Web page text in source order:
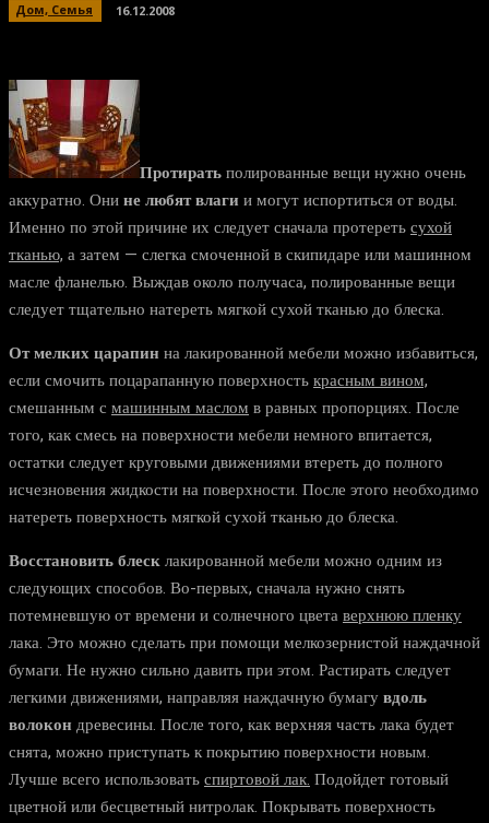
Дом, Семья 16.12.2008
Протиратьполированные вещи нужно очень
аккуратно. Онине любят влаги и могут испортиться от воды.
Именно по этой причине их следует сначала протеретьсухой
тканью, а затем — слегка смоченной в скипидаре или машинном
масле фланелью. Выждав около получаса, полированные вещи
следует тщательно натереть мягкой сухой тканью до блеска.
От мелких царапин на лакированной мебели можно избавиться,
если смочить поцарапанную поверхностькрасным вином,
смешанным с машинным маслом в равных пропорциях. После
того, как смесь на поверхности мебели немного впитается,
остатки следует круговыми движениями втереть до полного
исчезновения жидкости на поверхности. После этого необходимо
натереть поверхность мягкой сухой тканью до блеска.
Восстановить блесклакированной мебели можно одним из
следующих способов. Во-первых, сначала нужно снять
потемневшую от времени и солнечного цветаверхнюю пленку
лака. Это можно сделать при помощи мелкозернистой наждачной
бумаги. Не нужно сильно давить при этом. Растирать следует
легкими движениями, направляя наждачную бумагувдоль
волокон древесины. После того, как верхняя часть лака будет
снята, можно приступать к покрытию поверхности новым.
Лучше всего использоватьспиртовой лак. Подойдет готовый
цветной или бесцветный нитролак. Покрывать поверхность